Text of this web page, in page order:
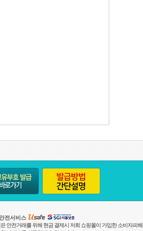
전서비스
안전거래를 위해 현금 결제시 저희 쇼핑몰이 가입한 소비자피해